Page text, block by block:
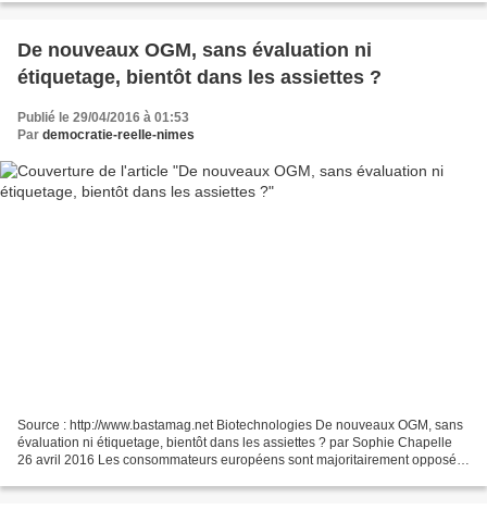
De nouveaux OGM, sans évaluation ni
étiquetage, bientôt dans les assiettes ?
Publié le 29/04/2016 à 01:53
Par democratie-reelle-nimes
Source : http://www.bastamag.net Biotechnologies De nouveaux OGM, sans
évaluation ni étiquetage, bientôt dans les assiettes ? par Sophie Chapelle
26 avril 2016 Les consommateurs européens sont majoritairement opposés